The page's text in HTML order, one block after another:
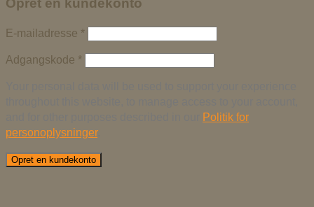
Opret en kundekonto
E-mailadresse *
Adgangskode *
Politik for
personoplysninger.
Opret en kundekonto